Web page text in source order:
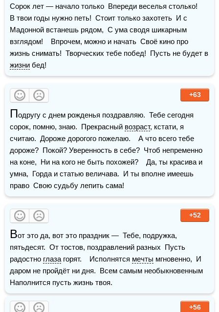
Сорок лет — начало только  Впереди веселья столько!
В твои годы нужно петь!  Стоит только захотеть  И с
Мадонной встанешь рядом,  С ума сводя шикарным
взглядом!    Впрочем, можно и начать  Своё кино про
жизни бед!
+63
Подругу с днем рожденья поздравляю.  Тебе сегодня
сорок, помню, знаю.  Прекрасный возраст, кстати, я
считаю.  Дороже дорогого пожелаю.    А что всего тебе
дороже?  Покой? Уверенность в себе?  Чтоб непременно
на коне,  Ни на кого не быть похожей?    Да, ты красива и
умна,  Горда и статью величава.  И ты вполне имеешь
право  Свою судьбу лепить сама!
+52
Вот это да, вот это праздник —  Тебе, подружка,
пятьдесят.  От тостов, поздравлений разных  Пусть
радостно глаза горят.    Исполнятся мечты мгновенно,  И
даром не пройдёт ни дня.  Всем самым необыкновенным
Наполнится пусть жизнь твоя.
+56